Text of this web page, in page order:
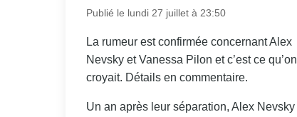
Publié le lundi 27 juillet à 23:50
La rumeur est confirmée concernant Alex
Nevsky et Vanessa Pilon et c’est ce qu’on
croyait. Détails en commentaire.
Un an après leur séparation, Alex Nevsky